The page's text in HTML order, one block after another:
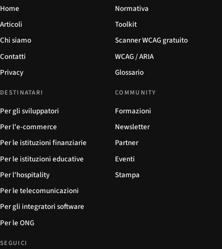
Home
Articoli
Chi siamo
Contatti
Privacy
Normativa
Toolkit
Scanner WCAG gratuito
WCAG / ARIA
Glossario
DESTINATARI
Per gli sviluppatori
Per l'e-commerce
Per le istituzioni finanziarie
Per le istituzioni educative
Per l'hospitality
Per le telecomunicazioni
Per gli integratori software
Per le ONG
COMMUNITY
Formazioni
Newsletter
Partner
Eventi
Stampa
SEGUICI